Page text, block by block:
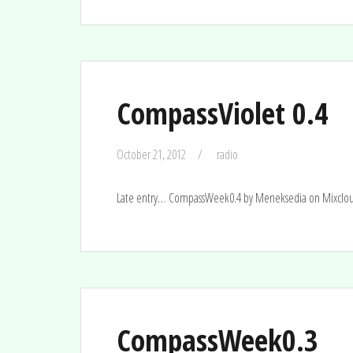
CompassViolet 0.4
October 21, 2012 radio
Late entry… CompassWeek0.4 by Meneksedia on
CompassWeek0.3